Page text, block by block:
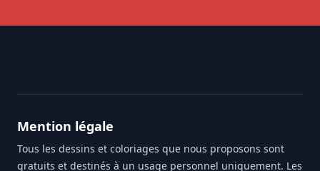
Mention légale
Tous les dessins et coloriages que nous proposons sont
gratuits et destinés à un usage personnel uniquement. Les